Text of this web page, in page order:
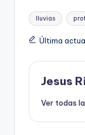
Etiquetas:
lluvias
Última
Jesus
Ver todas